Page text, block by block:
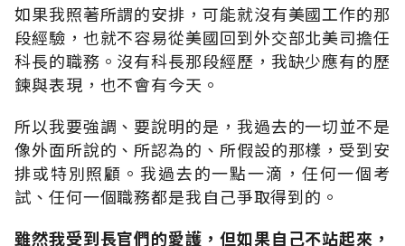
如果我照著所謂的安排，可能就沒有美國工作的那
段經驗，也就不容易從美國回到外交部北美司擔任
科長的職務。沒有科長那段經歷，我缺少應有的歷
鍊與表現，也不會有今天。
所以我要強調、要說明的是，我過去的一切並不是
像外面所說的、所認為的、所假設的那樣，受到安
排或特別照顧。我過去的一點一滴，任何一個考
試、任何一個職務都是我自己爭取得到的。
雖然我受到長官們的愛護，但如果自己不站起來，